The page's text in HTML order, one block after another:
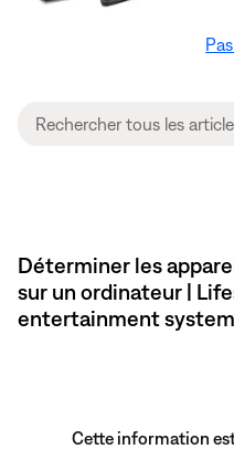
Déterminer les
sur un ordinateur |
entertainment system
Cette information